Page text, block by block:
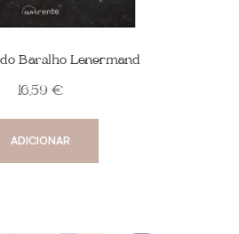
Baralho Lenormand
16,59 €
ADICIONAR